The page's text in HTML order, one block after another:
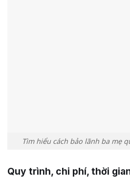
Tìm hiểu cách bảo lãnh ba mẹ
Quy trình, chi phí, thời